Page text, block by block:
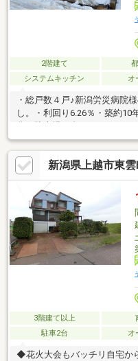
2階建て
システムキッチン
オ
・総戸数４戸♪新潟労災病院
し。・利回り6.26％・築約10
化、駐車場１台、インターネ
※本体代金に別途諸経費が掛
せ。
新潟県上越市東
3階建て以上
駐車2台
オ
◆花火大会もバッチリ自宅か